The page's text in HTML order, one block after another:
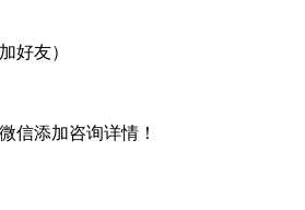
好友）
信添加咨询详情！